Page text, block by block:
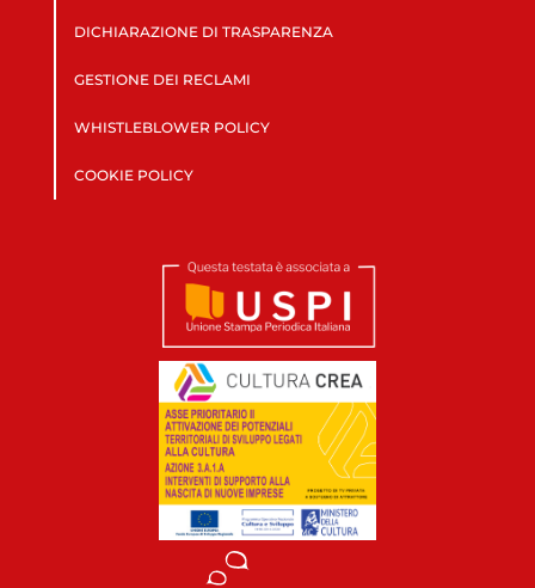
DICHIARAZIONE DI TRASPARENZA
GESTIONE DEI RECLAMI
WHISTLEBLOWER POLICY
COOKIE POLICY